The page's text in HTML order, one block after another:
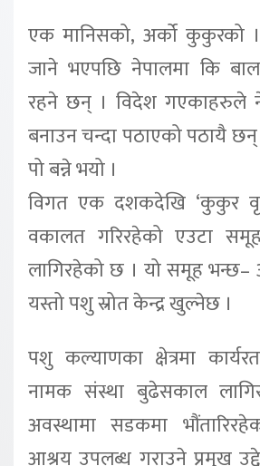
एक मानिसको, अर्को कुकुरको
जाने भएपछि नेपालमा कि
रहने छन् । विदेश गएकाहरुले
बनाउन चन्दा पठाएको पठायै छन्
पो बन्ने भयो ।
विगत एक दशकदेखि ‘कुकुर
वकालत गरिरहेको एउटा
लागिरहेको छ । यो समूह भन्छ–
यस्तो पशु स्रोत केन्द्र खुल्नेछ ।
पशु कल्याणका क्षेत्रमा
नामक संस्था बुढेसकाल
अवस्थामा सडकमा
आश्रय उपलब्ध गराउने प्रमुख